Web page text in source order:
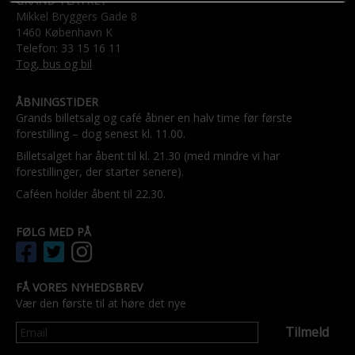
Mikkel Bryggers Gade 8
1460 København K
Telefon: 33 15 16 11
Tog, bus og bil
ÅBNINGSTIDER
Grands billetsalg og café åbner en halv time før første
forestilling – dog senest kl. 11.00.
Billetsalget har åbent til kl. 21.30 (med mindre vi har
forestillinger, der starter senere).
Caféen holder åbent til 22.30.
FØLG MED PÅ
FÅ VORES NYHEDSBREV
Vær den første til at høre det nye
Tilmeld